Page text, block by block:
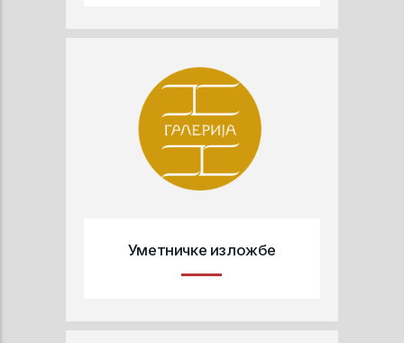
Уметничке изложбе